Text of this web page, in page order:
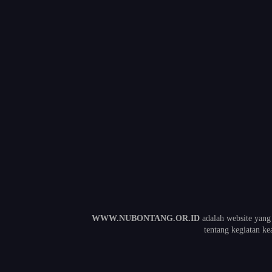
WWW.NUBONTANG.OR.IDadalah website
tentang kegiatan